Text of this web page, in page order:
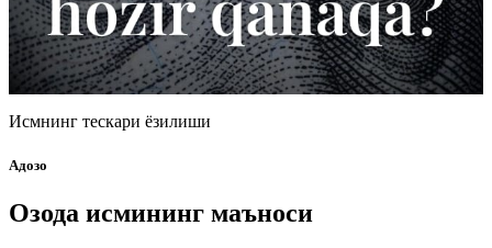
Исмнинг тескари ёзилиши
Адозо
Озода исмининг маъноси